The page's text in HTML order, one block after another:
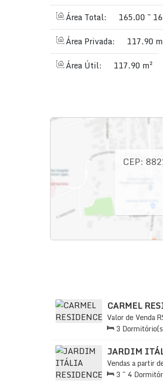
Área Total:
165.00 ~
Área Privada:
117.90
Área Útil:
117.90 m²
CEP:
CARMEL
Valor de Venda
Praia, Itapema,
3
2 Sala(s), 3
Útil: 123.00m²
JARDIM
Vendas a partir
Praia, Itapema,
3 ~ 4